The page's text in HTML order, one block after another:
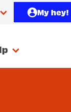
My hey!